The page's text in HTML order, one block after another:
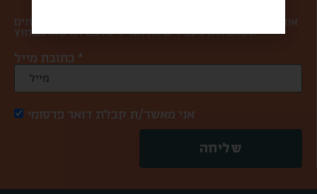
אתם במקום הראשון בשבילנו, ולכן אנחנו אף פעם לא שולחים
ספאם ולא מעבירים את המייל שלכם למישהו מבחוץ.
כתובת מייל *
אני מאשר/ת קבלת דואר פרסומי
שליחה